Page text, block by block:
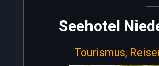
Seehotel
Tourismus,